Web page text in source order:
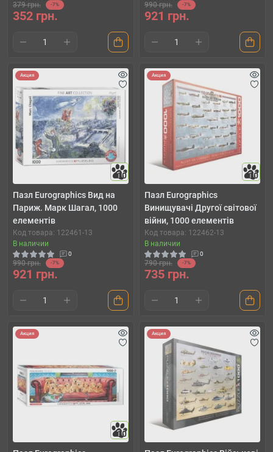
379 грн. -7%
352 грн.
990 грн. -7%
921 грн.
Акция
10
Пазл Eurographics Вид на
Париж. Марк Шагал, 1000
елементів
Код товара: 122461-13
В наличии
0
990 грн. -7%
921 грн.
Акция
10
Пазл Eurographics
Винищувачі Другої світової
війни, 1000 елементів
Код товара: 122462-13
В наличии
0
790 грн. -7%
735 грн.
Акция
10
Акция